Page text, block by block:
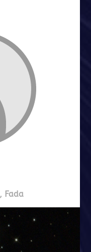
Fada